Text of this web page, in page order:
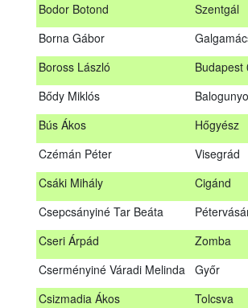
Bodor Botond
Szentgál
Borna Gábor
Boross László
Budapest
Bődy Miklós
Bús Ákos
Hőgyész
Czémán Péter
Visegrád
Csáki Mihály
Cigánd
Csepcsányiné Tar Beáta
Cseri Árpád
Zomba
Cserményiné Váradi Melinda Győr
Csizmadia Ákos
Tolcsva
Tiszanána
Almamellék
Balogh Máté
Arló
Várdomb
Bodor Botond
Szentgál
Boross László
Bődy Miklós
Bús Ákos
Hőgyész